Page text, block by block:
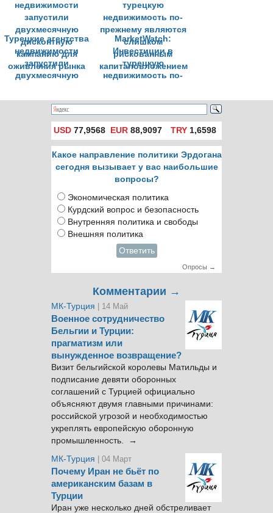
только в
национальной
валюте
Турецкие агентства
недвижимости
запустили
двухмесячную
кампанию для
оживления рынка
MarketWatch:
Инвестиции в
турецкую
недвижимость по-
слишком
рискованным
капиталовложением
USD 77,9568 EUR 88,9097 TRY1,6598
Какое направление политики Эрдогана
сегодня вызывает у вас наибольшие
вопросы?
Экономическая политика
Курдский вопрос и безопасность
Внутренняя политика и свободы
Внешняя политика
Ответить
Опросы →
Комментарии →
МК-Турция | 14 Май
Военное сотрудничество
Бельгии и Турции:
прагматизм или
вынужденное возвращение?
Визит бельгийской королевы Матильды и
подписание девяти оборонных
соглашений с Турцией официально
объясняют двумя главными причинами:
российской угрозой и необходимостью
укреплять европейскую оборонную
промышленность. →
МК-Турция
| 04 Март
Почему Иран не бьёт по
американским базам в
Турции
Иран уже несколько дней обстреливает